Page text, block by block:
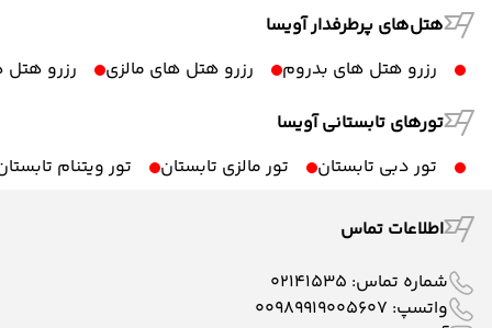
هتل‌های پرطرفدار آویسا
رزرو هتل های بدروم
رزرو هتل های مالزی
رزرو هتل
تورهای تابستانی آویسا
تور دبی تابستان
تور مالزی تابستان تور ویتنام
اطلاعات تماس
شماره تماس: 02141535
واتسپ: 00989919005607